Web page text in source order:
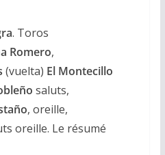
. Toros
Romero,
(vuelta) El Montecillo
saluts,
, oreille,
oreille. Le résumé